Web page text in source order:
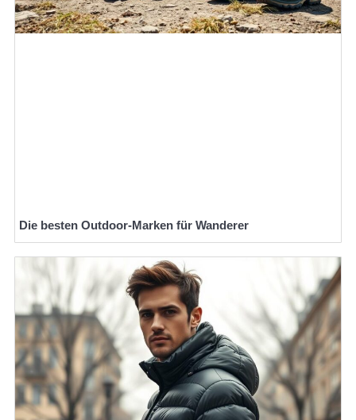
Die besten Outdoor-Marken für Wanderer